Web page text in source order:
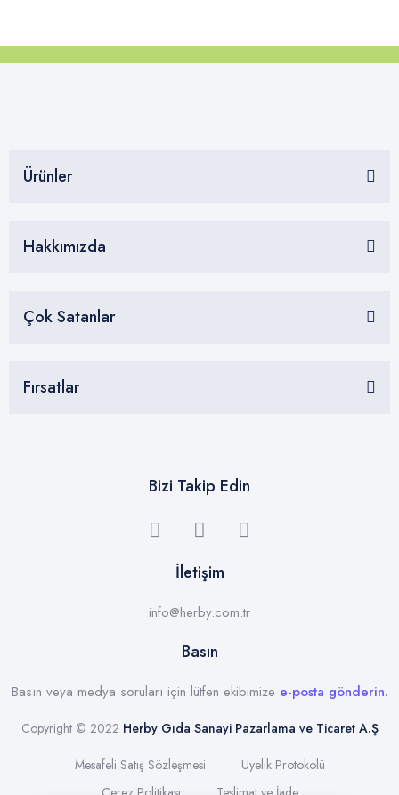
Ürünler
Hakkımızda
Çok Satanlar
Fırsatlar
Bizi Takip Edin
İletişim
info@herby.com.tr
Basın
Basın veya medya soruları için lütfen ekibimize e-posta gönderin.
Copyright © 2022 Herby Gıda Sanayi Pazarlama ve Ticaret A.Ş
Mesafeli Satış Sözleşmesi
Üyelik Protokolü